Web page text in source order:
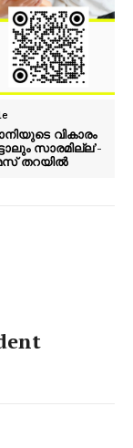
വികാരം
സാരമില്ല’-
തറയില്‍